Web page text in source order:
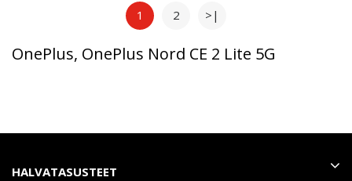
1 2 >|
OnePlus, OnePlus Nord CE 2 Lite 5G
HALVATASUSTEET